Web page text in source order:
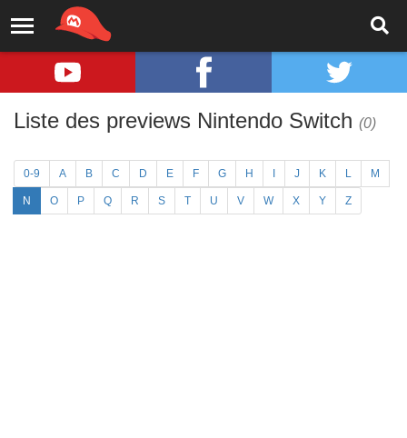
Liste des previews Nintendo Switch (0)
0-9 A B C D E F G H J K L M
N O P Q R S T U V W X Y Z